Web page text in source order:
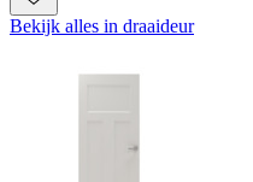
Bekijk alles in draaideur